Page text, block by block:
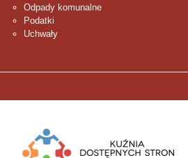
Odpady komunalne
Podatki
Uchwały